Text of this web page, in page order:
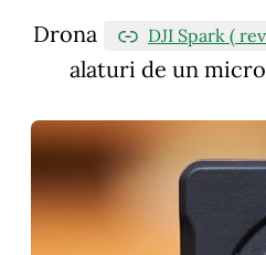
Drona DJI Spark (
alaturi de un